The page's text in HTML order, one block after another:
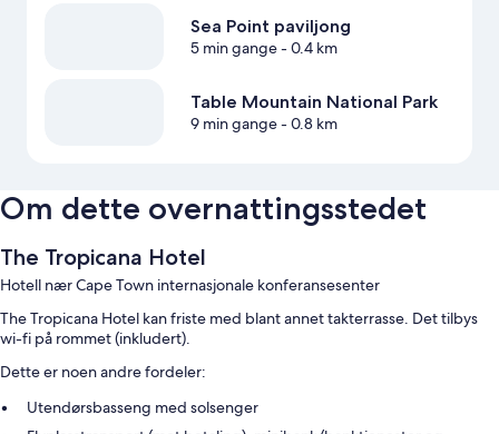
Sea Point paviljong
5 min gange- 0.4 km
Table Mountain National Park
9 min gange- 0.8 km
Om dette overnattingsstedet
The Tropicana Hotel
Hotell nær Cape Town internasjonale konferansesenter
The Tropicana Hotel kan friste med blant annet takterrasse. Det tilbys
wi-fi på rommet (inkludert).
Dette er noen andre fordeler:
Utendørsbasseng med solsenger